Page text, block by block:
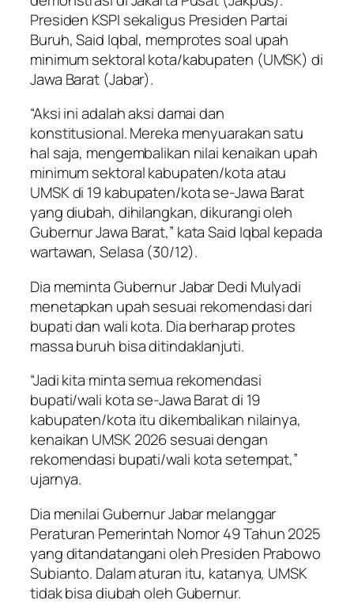
Presiden KSPI sekaligus Presiden Partai
Buruh, Said Iqbal, memprotes soal upah
minimum sektoral kota/kabupaten (UMSK) di
Jawa Barat (Jabar).
“Aksi ini adalah aksi damai dan
konstitusional. Mereka menyuarakan satu
hal saja, mengembalikan nilai kenaikan upah
minimum sektoral kabupaten/kota atau
UMSK di 19 kabupaten/kota se-Jawa Barat
yang diubah, dihilangkan, dikurangi oleh
Gubernur Jawa Barat,” kata Said Iqbal kepada
wartawan, Selasa (30/12).
Dia meminta Gubernur Jabar Dedi Mulyadi
menetapkan upah sesuai rekomendasi dari
bupati dan wali kota. Dia berharap protes
massa buruh bisa ditindaklanjuti.
“Jadi kita minta semua rekomendasi
bupati/wali kota se-Jawa Barat di 19
kabupaten/kota itu dikembalikan nilainya,
kenaikan UMSK 2026 sesuai dengan
rekomendasi bupati/wali kota setempat,”
ujarnya.
Dia menilai Gubernur Jabar melanggar
Peraturan Pemerintah Nomor 49 Tahun 2025
yang ditandatangani oleh Presiden Prabowo
Subianto. Dalam aturan itu, katanya, UMSK
tidak bisa diubah oleh Gubernur.